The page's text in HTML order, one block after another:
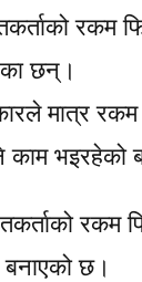
रकम
छन्।
मात्र
भइरहेको
रकम
बनाएको छ।